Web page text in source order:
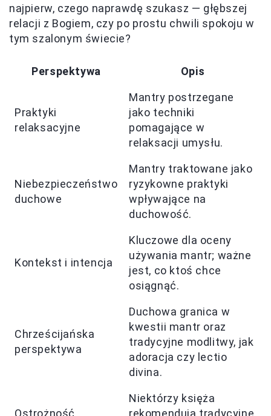
najpierw, czego naprawdę szukasz — głębszej
relacji z Bogiem, czy po prostu chwili spokoju w
tym szalonym świecie?
Perspektywa Opis
Praktyki
relaksacyjne
Mantry postrzegane
jako techniki
pomagające w
relaksacji umysłu.
Niebezpieczeństwo
duchowe
Mantry traktowane jako
ryzykowne praktyki
wpływające na
duchowość.
Kontekst i intencja
Kluczowe dla oceny
używania mantr; ważne
jest, co ktoś chce
osiągnąć.
Chrześcijańska
perspektywa
Duchowa granica w
kwestii mantr oraz
tradycyjne modlitwy, jak
adoracja czy lectio
divina.
Ostrożność
Niektórzy księża
rekomendują tradycyjne